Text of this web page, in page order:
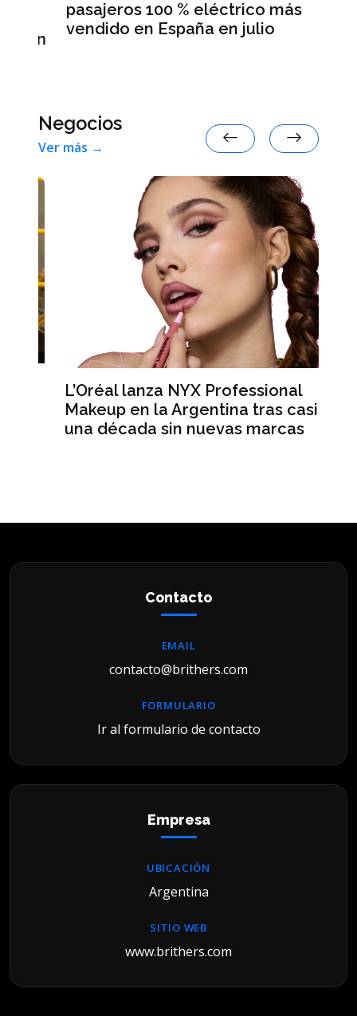
pasajeros 100 % eléctrico más
vendido en España en julio
Negocios
Ver más →
L’Oréal lanza NYX Professional
Makeup en la Argentina tras casi
una década sin nuevas marcas
Contacto
EMAIL
contacto@brithers.com
FORMULARIO
Ir al formulario de contacto
Empresa
UBICACIÓN
Argentina
SITIO WEB
www.brithers.com